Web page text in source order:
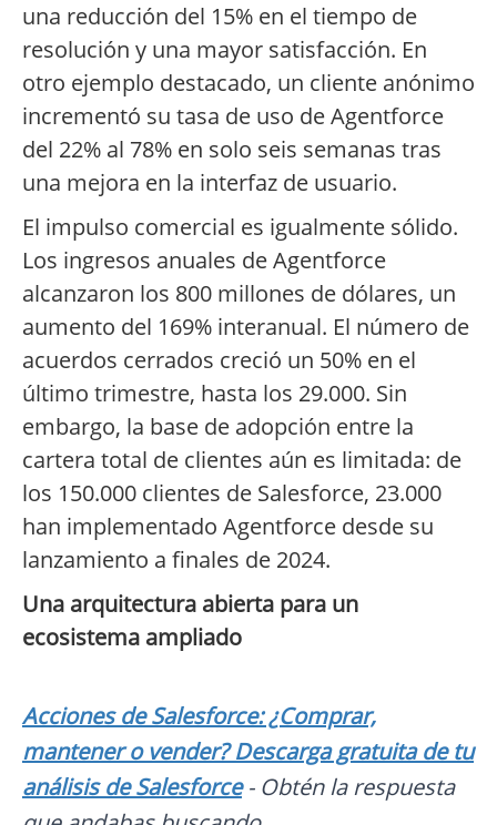
una reducción del 15% en el tiempo de
resolución y una mayor satisfacción. En
otro ejemplo destacado, un cliente anónimo
incrementó su tasa de uso de Agentforce
del 22% al 78% en solo seis semanas tras
una mejora en la interfaz de usuario.
El impulso comercial es igualmente sólido.
Los ingresos anuales de Agentforce
alcanzaron los 800 millones de dólares, un
aumento del 169% interanual. El número de
acuerdos cerrados creció un 50% en el
último trimestre, hasta los 29.000. Sin
embargo, la base de adopción entre la
cartera total de clientes aún es limitada: de
los 150.000 clientes de Salesforce, 23.000
han implementado Agentforce desde su
lanzamiento a finales de 2024.
Una arquitectura abierta para un
ecosistema ampliado
Acciones de Salesforce: ¿Comprar,
mantener o vender? Descarga gratuita de tu
análisis de Salesforce- Obtén la respuesta